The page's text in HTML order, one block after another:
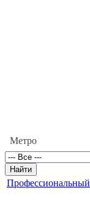
Метро
Профессиональный